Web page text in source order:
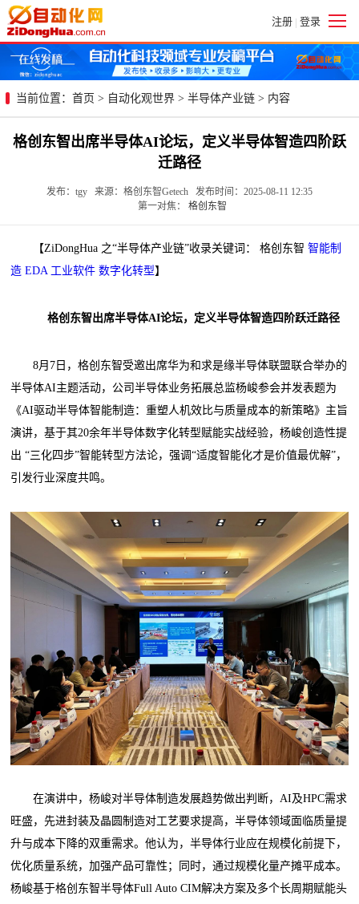
注册 | 登录
当前位置： 首页 > 自动化观世界 > 半导体产业链 > 内容
格创东智出席半导体AI论坛，定义半导体智造四阶跃
迁路径
发布：tgy 来源：格创东智Getech 发布时间：2025-08-11 12:35
第一对焦： 格创东智
【ZiDongHua 之“半导体产业链”收录关键词： 格创东智智能制
造 EDA 工业软件 数字化转型】
格创东智出席半导体AI论坛，定义半导体智造四阶跃迁路径
8月7日，格创东智受邀出席华为和求是缘半导体联盟联合举办的
半导体AI主题活动，公司半导体业务拓展总监杨峻参会并发表题为
《AI驱动半导体智能制造：重塑人机效比与质量成本的新策略》主旨
演讲，基于其20余年半导体数字化转型赋能实战经验，杨峻创造性提
出 “三化四步”智能转型方法论，强调“适度智能化才是价值最优解”，
引发行业深度共鸣。
在演讲中，杨峻对半导体制造发展趋势做出判断，AI及HPC需求
旺盛，先进封装及晶圆制造对工艺要求提高，半导体领域面临质量提
升与成本下降的双重需求。他认为，半导体行业应在规模化前提下，
优化质量系统，加强产品可靠性；同时，通过规模化量产摊平成本。
杨峻基于格创东智半导体Full Auto CIM解决方案及多个长周期赋能头